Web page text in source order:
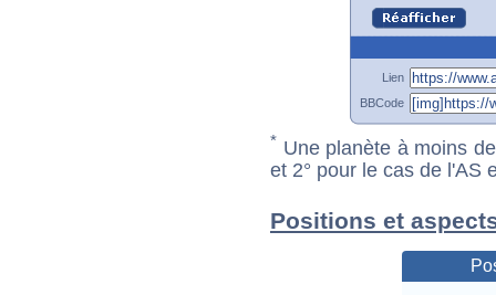
Lien
BBCode
* Une planète à moins
et 2° pour le cas de l'AS
Positions et